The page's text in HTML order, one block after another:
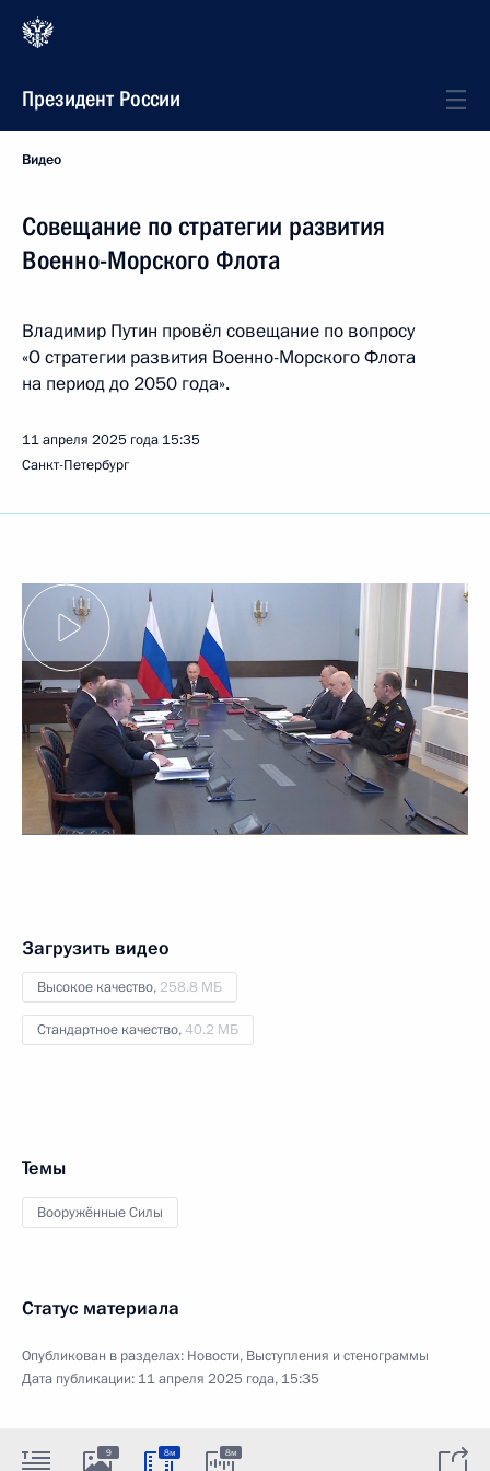
Президент России
Видео
Совещание по стратегии развития
Военно-Морского Флота
Владимир Путин провёл совещание по вопросу
«О стратегии развития Военно-Морского Флота
на период до 2050 года».
11 апреля 2025 года 15:35
Санкт-Петербург
Загрузить видео
Высокое качество, 258.8 МБ
Стандартное качество,40.2 МБ
Темы
Вооружённые Силы
Статус материала
Опубликован в разделах: Новости, Выступления и стенограммы
Дата публикации: 11 апреля 2025 года, 15:35
9 8м 8м